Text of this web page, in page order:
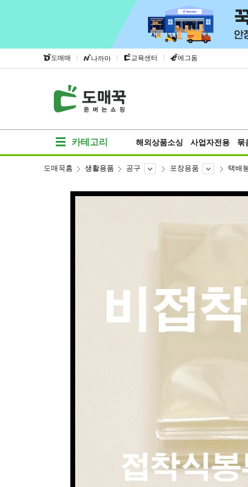
도매매 | 나까마 | 교육센터 | 에그돔
카테고리 해외상품소싱 사업자전용 묶
도매꾹홈 생활용품 공구 포장용품 택배